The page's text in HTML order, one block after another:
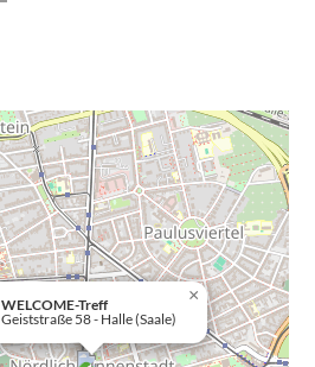
WELCOME-Treff
Geiststraße 58 - Halle (Saale)
×